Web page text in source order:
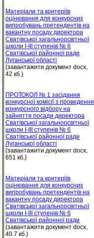
Матеріали та критеріїв
оцінювання для конкурсних
випробувань претендентів на
вакантну посаду директора
Сватівської загальноосвітньої
школи І-ІІІ ступенів № 6
Сватівської районної ради
Луганської області
(завантажити документ docx,
42 кб.)
ПРОТОКОЛ № 1 засідання
конкурсної комісії з проведення
конкурсного відбору на
зайняття посади директора
Сватівської загальноосвітньої
школи I-III ступенів № 6
Сватівської районної ради
Луганської області
(завантажити документ docx,
651 кб.)
Матеріали та критеріїв
оцінювання для конкурсних
випробувань претендентів на
вакантну посаду директора
Сватівської загальноосвітньої
школи І-ІІІ ступенів № 6
Сватівської районної ради
(завантажити документ docx,
40.7 кб.)